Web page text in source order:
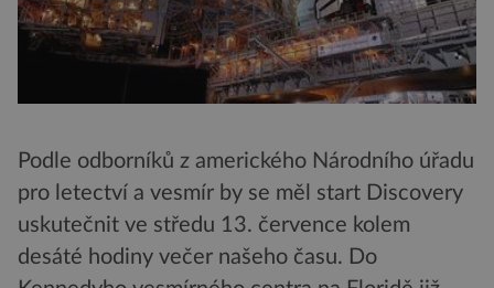
Podle odborníků z amerického Národního úřadu
pro letectví a vesmír by se měl start Discovery
uskutečnit ve středu 13. července kolem
desáté hodiny večer našeho času. Do